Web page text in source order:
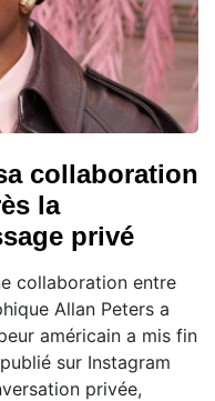
collaboration
la
privé
collaboration entre
Allan Peters a
américain a mis fin
sur Instagram
privée,